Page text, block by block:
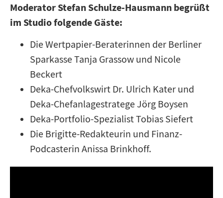
Moderator Stefan Schulze-Hausmann begrüßt
im Studio folgende Gäste:
Die Wertpapier-Beraterinnen der Berliner
Sparkasse Tanja Grassow und Nicole
Beckert
Deka-Chefvolkswirt Dr. Ulrich Kater und
Deka-Chefanlagestratege Jörg Boysen
Deka-Portfolio-Spezialist Tobias Siefert
Die Brigitte-Redakteurin und Finanz-
Podcasterin Anissa Brinkhoff.